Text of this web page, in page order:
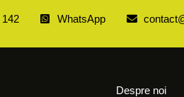
WhatsApp
Despre noi